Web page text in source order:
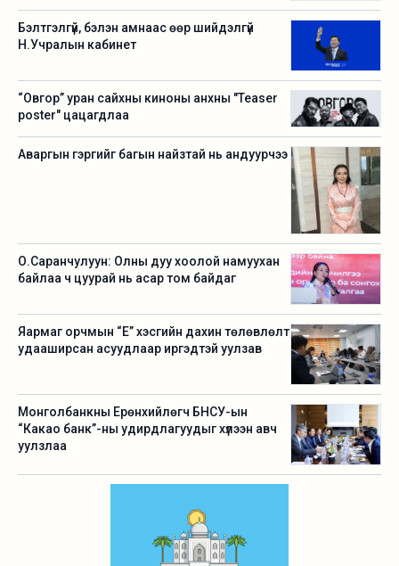
Бэлтгэлгүй, бэлэн амнаас өөр шийдэлгүй
Н.Учралын кабинет
“Овгор” уран сайхны киноны анхны "Teaser
poster" цацагдлаа
Аваргын гэргийг багын найзтай нь андуурчээ
О.Саранчулуун: Олны дуу хоолой намуухан
байлаа ч цуурай нь асар том байдаг
Яармаг орчмын “Е” хэсгийн дахин төлөвлөлт
удааширсан асуудлаар иргэдтэй уулзав
Монголбанкны Ерөнхийлөгч БНСУ-ын
“Какао банк”-ны удирдлагуудыг хүлээн авч
уулзлаа